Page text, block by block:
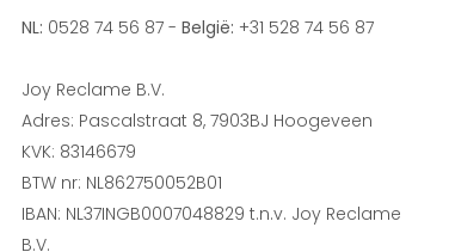
NL: 0528 74 56 87 - België: +31 528 74 56 87
Joy Reclame B.V.
Adres: Pascalstraat 8, 7903BJ Hoogeveen
KVK: 83146679
BTW nr: NL862750052B01
IBAN: NL37INGB0007048829 t.n.v. Joy Reclame
B.V.